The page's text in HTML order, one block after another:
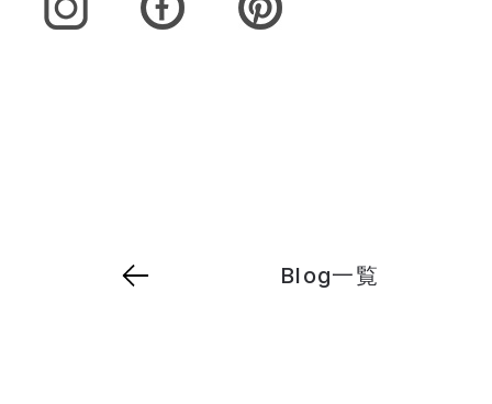
Blog一覧